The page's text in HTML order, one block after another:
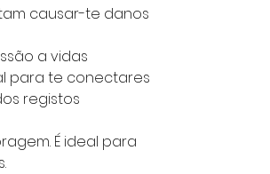
causar-te danos
a vidas
para te conectares
registos
É ideal para